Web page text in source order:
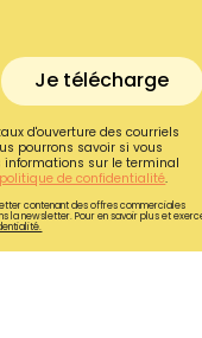
Je télécharge
d'ouverture des courriels
pourrons savoir si vous
informations sur le terminal
politique de confidentialité.
contenant des offres commerciales
la newsletter. Pour en savoir plus et